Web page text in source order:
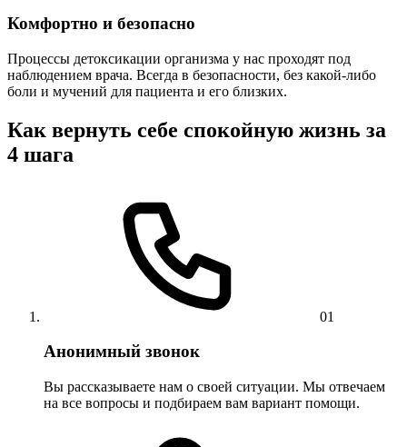
Комфортно и безопасно
Процессы детоксикации организма у нас проходят под
наблюдением врача. Всегда в безопасности, без какой-либо
боли и мучений для пациента и его близких.
Как вернуть себе спокойную жизнь за
4 шага
01
Анонимный звонок
Вы рассказываете нам о своей ситуации. Мы отвечаем
на все вопросы и подбираем вам вариант помощи.